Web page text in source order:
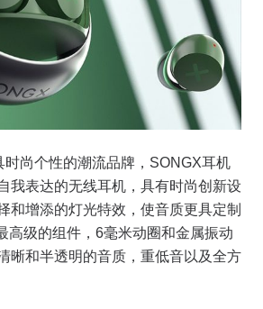
时尚个性的潮流品牌，SONGX耳机
我表达的无线耳机，具有时尚创新设
和增添的灯光特效，使音质更具定制
高级的组件，6毫米动圈和金属振动
晰和半透明的音质，重低音以及全方